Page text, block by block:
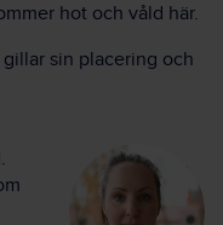
hot och våld här.
sin placering och